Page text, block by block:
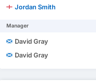
Jordan Smith
Manager
David Gray
David Gray